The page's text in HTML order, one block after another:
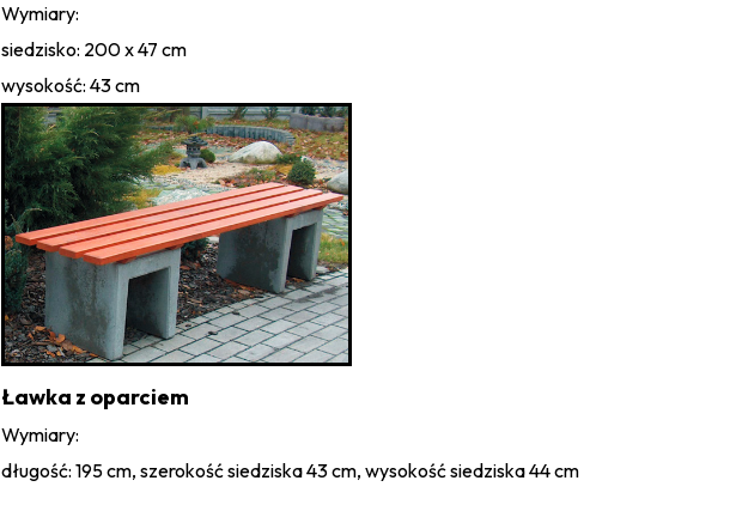
Wymiary:
siedzisko: 200 x 47 cm
wysokość: 43 cm
Ławka z oparciem
Wymiary:
długość: 195 cm, szerokość siedziska 43 cm, wysokość siedziska 44 cm